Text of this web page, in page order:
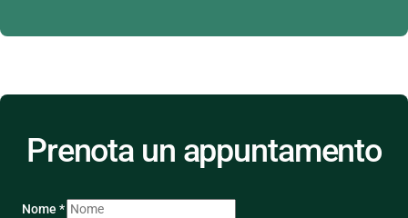
Prenota un appuntamento
Nome *